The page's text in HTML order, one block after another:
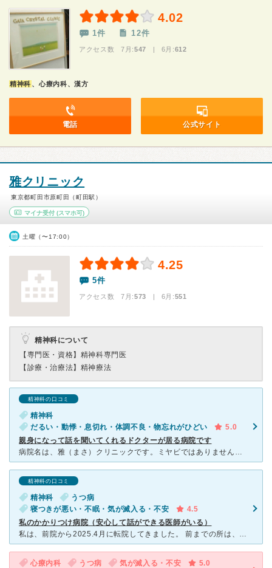
4.02
1件 12件
アクセス数 7月:547 | 6月:612
精神科 、心療内科、漢方
電話 公式サイト
雅クリニック
東京都町田市原町田（町田駅）
マイナ受付 (スマホ可)
土曜（〜17:00）
4.25
5件
アクセス数 7月:573 | 6月:551
精神科について
【専門医・資格】 精神科専門医
【診療・治療法】 精神療法
精神科の口コミ
精神科
だるい・動悸・息切れ・体調不良・物忘れがひどい
5.0
親身になって話を聞いてくれるドクターが居る病院です
病院名は、雅（まさ）クリニックです。ミヤビではありません。町田駅から徒歩３分ぐらいにある精神科です。初診は、数ヶ月またされることが多いです。診療所内は、柔らかめのソファー、リラックスできる音楽が小さく
精神科の口コミ
精神科
うつ病
寝つきが悪い・不眠・気が滅入る・不安
4.5
私のかかりつけ病院（安心して話ができる医師がいる）
私は、前院から2025.4月に転院してきました。 前までの所は、全てゆっくり話を聞いてくれず、処方もあまり変えてはくれませんでした。 評判の良い所を探したら、「雅クリニック」が良いという意見が多く
心療内科 うつ病 気が滅入る・不安
5.0